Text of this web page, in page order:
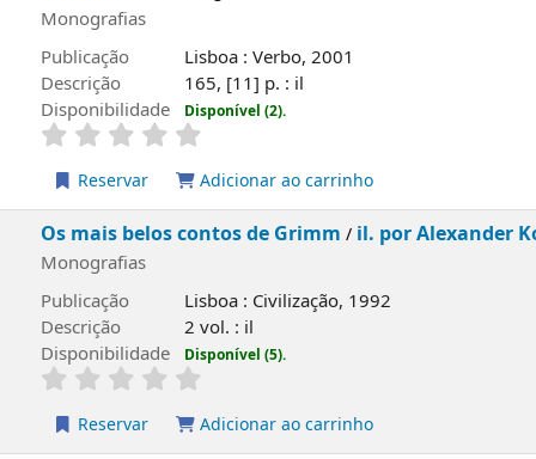
O clube das chaves descobre uma estrela
Rosário Pedreira ; il. Luís Anglin
Monografias
Publicação
Disponibilidade
Disponível (2).
Reservar Adicionar ao carrinho
Os mais belos contos de Grimm/
Monografias
Publicação
Disponibilidade
Disponível (5).